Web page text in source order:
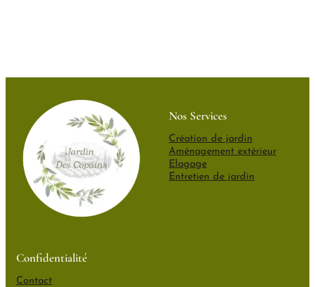
Nos Services
Création de jardin
Aménagement extérieur
Elagage
Entretien de jardin
Confidentialité
Contact